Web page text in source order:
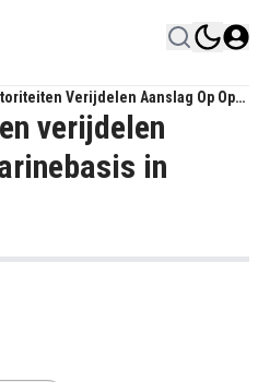
Verijdelen Aanslag Op Op
In Toulon
verijdelen
in